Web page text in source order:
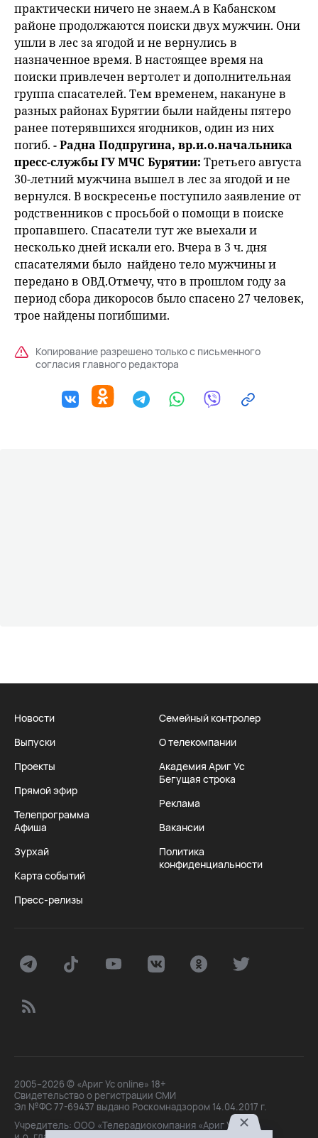
практически ничего не знаем.А в Кабанском
районе продолжаются поиски двух мужчин. Они
ушли в лес за ягодой и не вернулись в
назначенное время. В настоящее время на
поиски привлечен вертолет и дополнительная
группа спасателей. Тем временем, накануне в
разных районах Бурятии были найдены пятеро
ранее потерявшихся ягодников, один из них
погиб. - Радна Подпругина, вр.и.о.начальника
пресс-службы ГУ МЧС Бурятии: Третьего августа
30-летний мужчина вышел в лес за ягодой и не
вернулся. В воскресенье поступило заявление от
родственников с просьбой о помощи в поиске
пропавшего. Спасатели тут же выехали и
несколько дней искали его. Вчера в 3 ч. дня
спасателями было найдено тело мужчины и
передано в ОВД.Отмечу, что в прошлом году за
период сбора дикоросов было спасено 27 человек,
трое найдены погибшими.
Копирование разрешено только с письменного
согласия главного редактора
Новости
Выпуски
Проекты
Прямой эфир
Телепрограмма
Афиша
Зурхай
Карта событий
Пресс-релизы
Семейный контролер
О телекомпании
Академия Ариг Ус
Бегущая строка
Реклама
Вакансии
Политика
конфиденциальности
2005–2026 © «Ариг Ус online» 18+
Свидетельство о регистрации СМИ
Эл №ФС 77-69437 выдано Роскомнадзором 14.04.2017 г.
Учредитель: ООО «Телерадиокомпания «Ариг Ус»,